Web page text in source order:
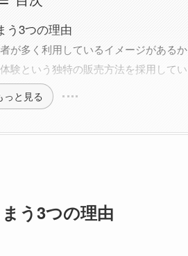
う3つの理由
が多く利用しているイメージがある
験という独特の販売方法を採用して
っと見る
う3つの理由